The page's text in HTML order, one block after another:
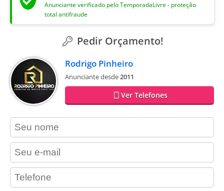
Anunciante verificado pelo TemporadaLivre - proteção
total antifraude
Pedir Orçamento!
Rodrigo Pinheiro
Anunciante desde2011
Ver Telefones
contact_name
contact_email
contact_phone